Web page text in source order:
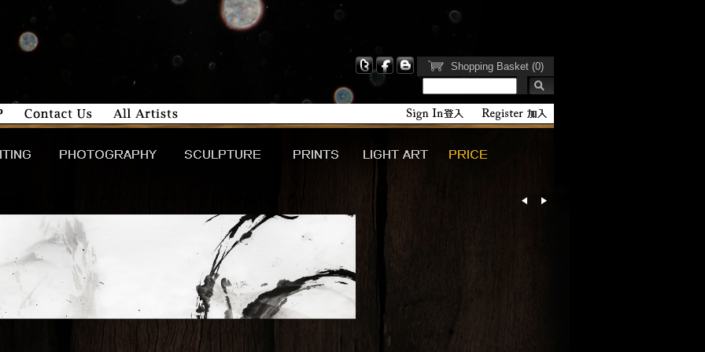
Shopping Basket (0)